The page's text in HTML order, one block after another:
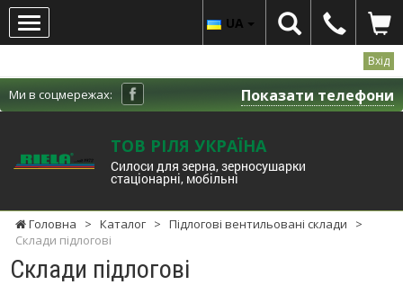
Вхід
Ми в соцмережах: Показати телефони
ТОВ РІЛЯ УКРАЇНА
Cилоси для зерна, зерносушарки
стаціонарні, мобільні
UA
Головна > Каталог > Підлогові вентильовані склади
>
Склади підлогові
Склади підлогові